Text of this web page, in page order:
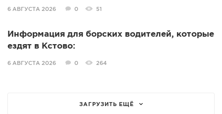
6 АВГУСТА 2026 0 51
Информация для борских водителей, которые
ездят в Кстово:
6 АВГУСТА 2026 0 264
ЗАГРУЗИТЬ ЕЩЁ